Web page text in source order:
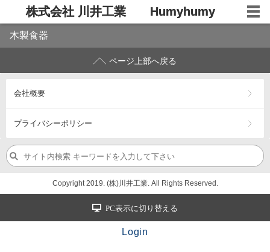
株式会社 川井工業 Humyhumy
木製食器
ページ上部へ戻る
会社概要
プライバシーポリシー
Copyright 2019. (株)川井工業. All Rights Reserved.
PC表示に切り替える
Login